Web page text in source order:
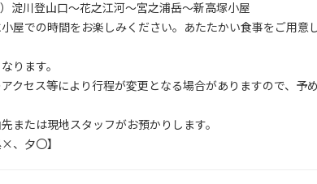
淀川登山口～花之江河～宮之浦岳～新高塚小屋
屋での時間をお楽しみください。あたたかい食事をご用意
ります。
クセス等により行程が変更となる場合がありますので、予
または現地スタッフがお預かりします。
、夕〇】